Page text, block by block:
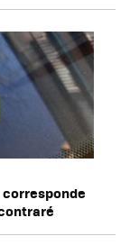
corresponde